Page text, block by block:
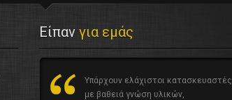
Είπαν για εμάς
Υπάρχουν ελάχιστοι κατασκευαστές
με βαθειά γνώση υλικών,